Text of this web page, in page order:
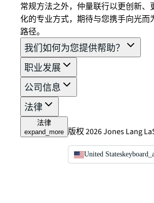
常规方法之外，仲量联行以更创新、
化的专业方式，期待与您携手向光而
路径。
我们如何为您提供帮助？
职业发展
公司信息
法律
法律
expand_more 版权 2026 Jones Lang
United States